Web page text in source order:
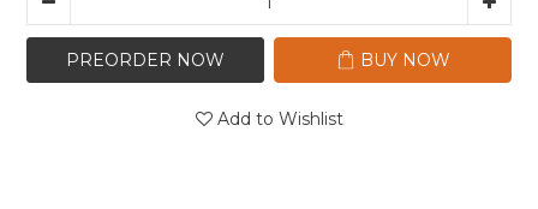
PREORDER NOW BUY NOW
Add to Wishlist